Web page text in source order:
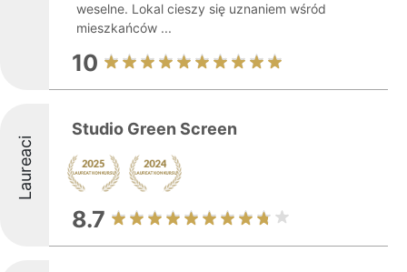
weselne. Lokal cieszy się uznaniem wśród
mieszkańców ...
10
Laureaci
Studio Green Screen
8.7